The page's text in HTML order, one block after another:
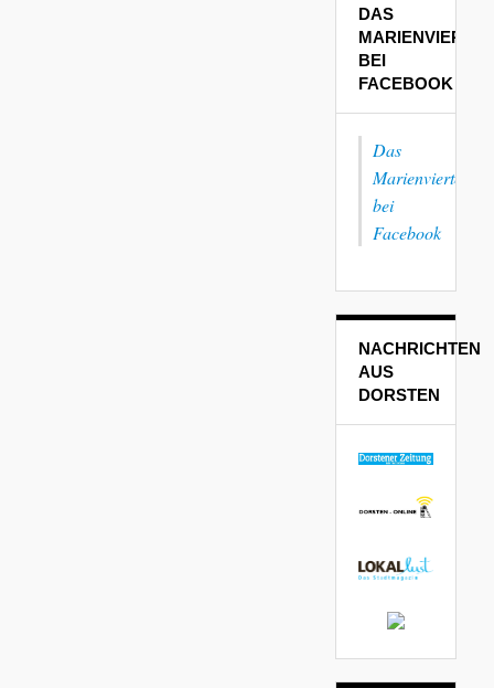
DAS
MARIENVIERTEL
BEI
FACEBOOK
Das
Marienviertel
bei
Facebook
NACHRICHTEN
AUS
DORSTEN